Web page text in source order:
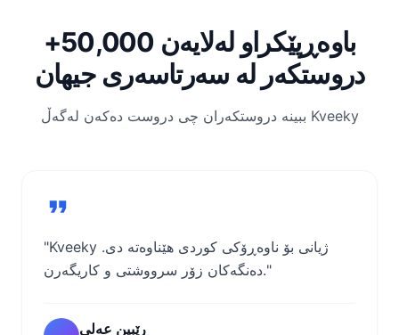
باوەڕپێکراو لەلایەن 50,000+
دروستکەر لە سەرتاسەری جیهان
ببینە دروستکەران چی دروست دەکەن لەگەڵ Kveeky
"Kveeky ژیانی بۆ ناوەڕۆکی کوردی هێناوەتە دی.
دەنگەکان زۆر سرووشتی و کاریگەرن."
ڕێبین عەلی